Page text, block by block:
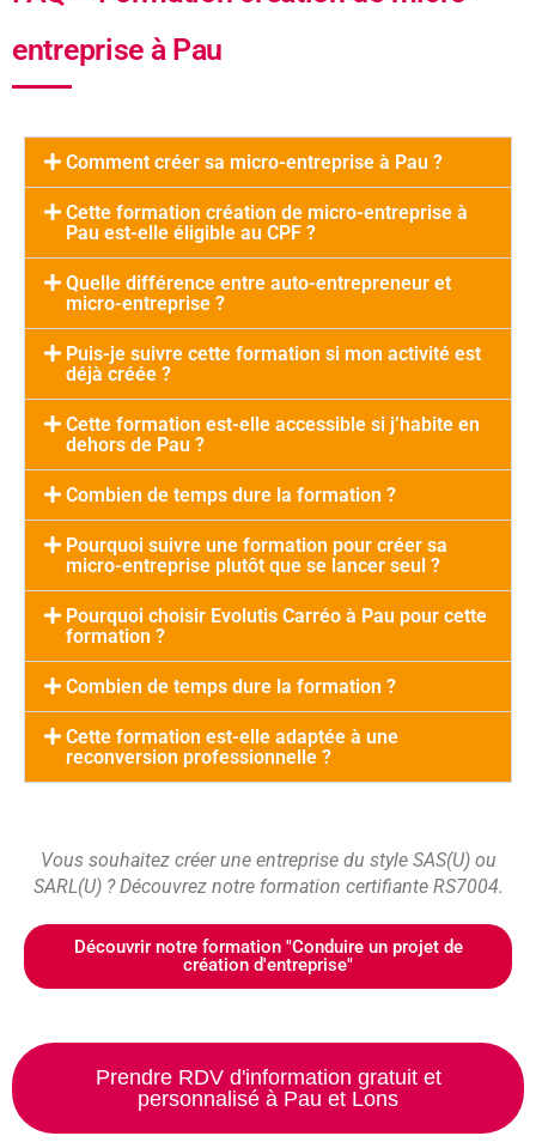
entreprise à Pau
Comment créer sa micro-entreprise à Pau ?
Cette formation création de micro-entreprise à
Pau est-elle éligible au CPF ?
Quelle différence entre auto-entrepreneur et
micro-entreprise ?
Puis-je suivre cette formation si mon activité est
déjà créée ?
Cette formation est-elle accessible si j’habite en
dehors de Pau ?
Combien de temps dure la formation ?
Pourquoi suivre une formation pour créer sa
micro-entreprise plutôt que se lancer seul ?
Pourquoi choisir Evolutis Carréo à Pau pour cette
formation ?
Combien de temps dure la formation ?
Cette formation est-elle adaptée à une
reconversion professionnelle ?
Vous souhaitez créer une entreprise du style SAS(U) ou
SARL(U) ? Découvrez notre formation certifiante RS7004.
Découvrir notre formation "Conduire un projet de
création d'entreprise"
Prendre RDV d'information gratuit et
personnalisé à Pau et Lons